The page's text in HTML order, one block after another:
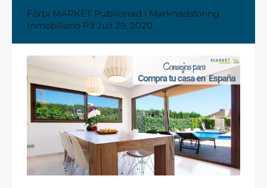
Förbi MARKET Publicerad i Marknadsföring
Inmobiliario På Juli 29, 2020